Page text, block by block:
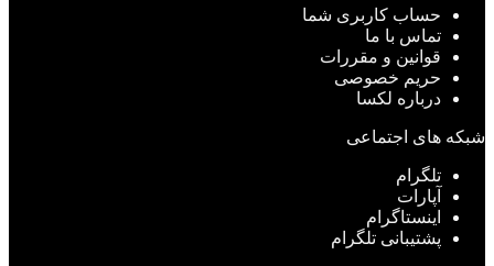
حساب کاربری شما
تماس با ما
قوانین و مقررات
حریم خصوصی
درباره لکسا
شبکه های اجتماعی
تلگرام
آپارات
اینستاگرام
پشتیبانی تلگرام